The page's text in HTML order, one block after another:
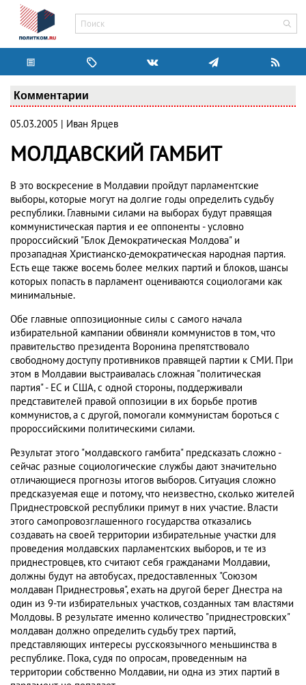
Комментарии
05.03.2005 | Иван Ярцев
МОЛДАВСКИЙ ГАМБИТ
В это воскресение в Молдавии пройдут парламентские
выборы, которые могут на долгие годы определить судьбу
республики. Главными силами на выборах будут правящая
коммунистическая партия и ее оппоненты - условно
пророссийский "Блок Демократическая Молдова" и
прозападная Христианско-демократическая народная партия.
Есть еще также восемь более мелких партий и блоков, шансы
которых попасть в парламент оцениваются социологами как
минимальные.
Обе главные оппозиционные силы с самого начала
избирательной кампании обвиняли коммунистов в том, что
правительство президента Воронина препятствовало
свободному доступу противников правящей партии к СМИ. При
этом в Молдавии выстраивалась сложная "политическая
партия" - ЕС и США, с одной стороны, поддерживали
представителей правой оппозиции в их борьбе против
коммунистов, а с другой, помогали коммунистам бороться с
пророссийскими политическими силами.
Результат этого "молдавского гамбита" предсказать сложно -
сейчас разные социологические службы дают значительно
отличающиеся прогнозы итогов выборов. Ситуация сложно
предсказуемая еще и потому, что неизвестно, сколько жителей
Приднестровской республики примут в них участие. Власти
этого самопровозглашенного государства отказались
создавать на своей территории избирательные участки для
проведения молдавских парламентских выборов, и те из
приднестровцев, кто считают себя гражданами Молдавии,
должны будут на автобусах, предоставленных "Союзом
молдаван Приднестровья", ехать на другой берег Днестра на
один из 9-ти избирательных участков, созданных там властями
Молдовы. В результате именно количество "приднестровских"
молдаван должно определить судьбу трех партий,
представляющих интересы русскоязычного меньшинства в
республике. Пока, судя по опросам, проведенным на
территории собственно Молдавии, ни одна из этих партий в